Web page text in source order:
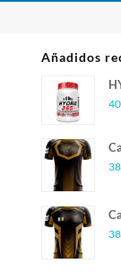
Añadidos